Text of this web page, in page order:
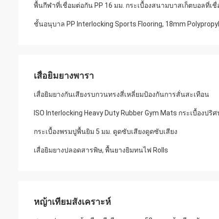
พื้นกีฬาที่เชื่อมต่อกัน PP 16 มม. กระเบื้องสนามบาสเก็ตบอลที่เ
ชั้นอนุบาล PP Interlocking Sports Flooring, 18mm
เสื่อยิมยางพารา
เสื่อยิมยางกันเสียงรบกวนทรงสี่เหลี่ยมป้องกันการสั่นสะเทือน
ISO Interlocking Heavy Duty Rubber Gym Mats กระเบื้องปริ
กระเบื้องพรมปูพื้นยิม 5 มม. ดูดซับเสียงดูดซับเสียง
เสื่อยิมยางปลอดสารพิษ, พื้นยางยิมทนไฟ Rolls
หญ้าเทียมสังเคราะห์